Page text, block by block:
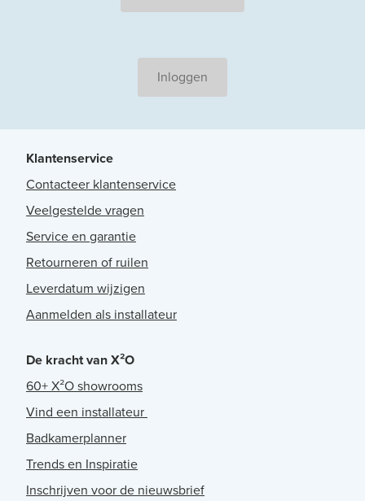
Inloggen
Klantenservice
Contacteer klantenservice
Veelgestelde vragen
Service en garantie
Retourneren of ruilen
Leverdatum wijzigen
Aanmelden als installateur
De kracht van X²O
60+ X²O showrooms
Vind een installateur
Badkamerplanner
Trends en Inspiratie
Inschrijven voor de nieuwsbrief